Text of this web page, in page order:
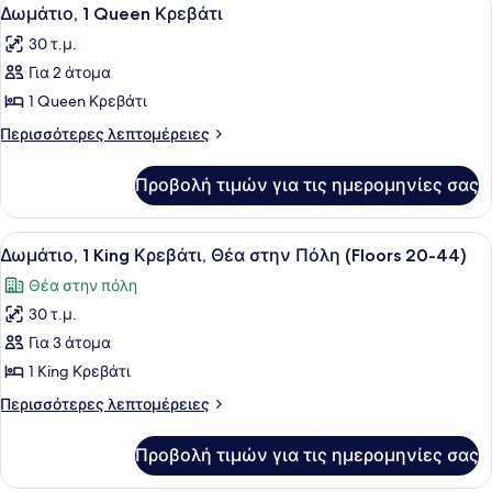
Καπνιστών
Κρεβάτι,
Καπνιστών
όλων
των
φωτογραφιών
για
Δωμάτιο,
Κρεβάτι
4
Δωμάτιο, 1 Queen Κρεβάτι
30 τ.μ.
Για 2 άτομα
1 Queen Κρεβάτι
Περισσότερες λεπτομέρειες
Περισσότερες
1
Queen
Κρεβάτι
Προβολή τιμών για τις ημερομηνίες σας
Προβολή
όλων
των
φωτογραφιών
για
Δωμάτιο,
1
King
Θέα
Ένα δωμάτιο ξενοδοχείου με ένα
8
Δωμάτιο, 1 King Κρεβάτι, Θέα στην Πόλη (Floors 20-44)
Θέα στην πόλη
30 τ.μ.
Για 3 άτομα
1 King Κρεβάτι
Περισσότερες λεπτομέρειες
Περισσότερες
1
Προβολή τιμών για τις ημερομηνίες σας